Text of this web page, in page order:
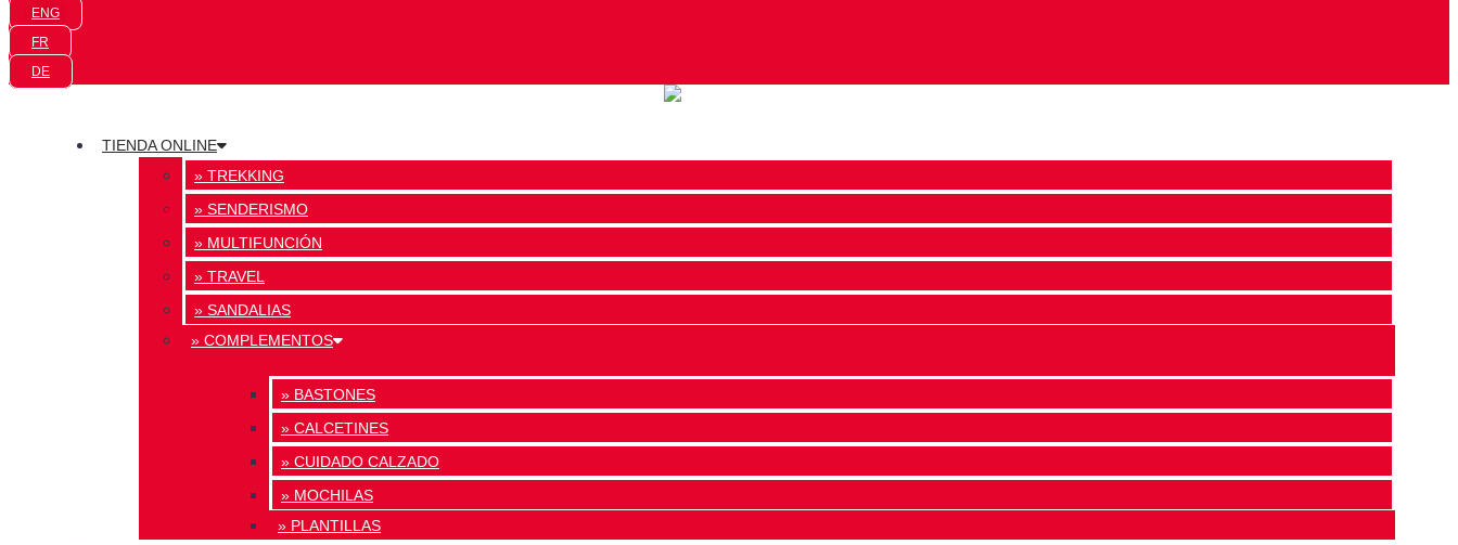
ENG
FR
DE
TIENDA ONLINE
» TREKKING
» SENDERISMO
» MULTIFUNCIÓN
» TRAVEL
» SANDALIAS
» COMPLEMENTOS
» BASTONES
» CALCETINES
» CUIDADO CALZADO
» MOCHILAS
» PLANTILLAS